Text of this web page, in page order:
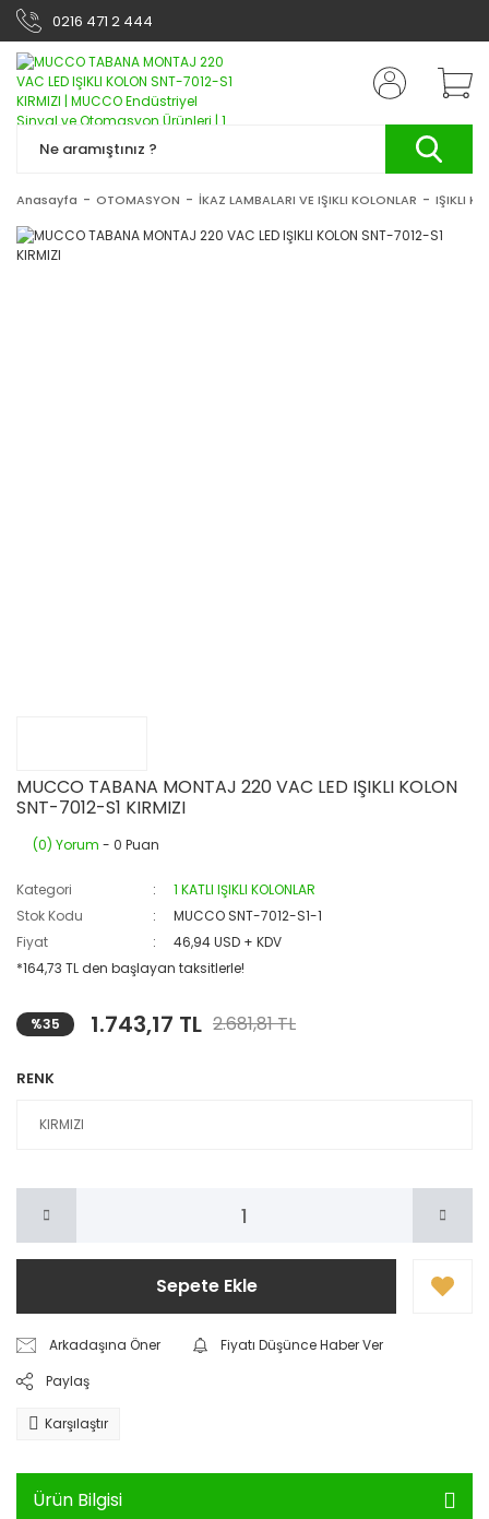
0216 471 2 444
Anasayfa OTOMASYON İKAZ LAMBALARI VE IŞIKLI KOLONLAR IŞIKLI
MUCCO TABANA MONTAJ 220 VAC LED IŞIKLI KOLON
SNT-7012-S1 KIRMIZI
(0) Yorum - 0 Puan
Kategori
1 KATLI IŞIKLI KOLONLAR
Stok Kodu
MUCCO SNT-7012-S1-1
Fiyat
46,94 USD + KDV
*164,73 TL den başlayan taksitlerle!
%35 1.743,17 TL 2.681,81 TL
RENK
Sepete Ekle
Arkadaşına Öner
Fiyatı Düşünce Haber Ver
Paylaş
Karşılaştır
Ürün Bilgisi